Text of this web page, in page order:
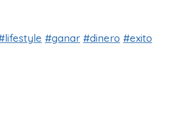
#ganar #dinero #exito